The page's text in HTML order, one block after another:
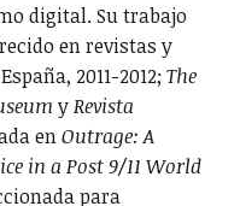
digital. Su trabajo
en revistas y
2011-2012;The
yRevista
enOutrage: A
in a Post 9/11 World
para